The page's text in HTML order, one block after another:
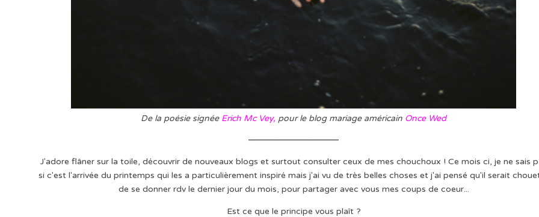
De la poésie signée Erich Mc Vey, pour le blog mariage américain Once Wed
J'adore flâner sur la toile, découvrir de nouveaux blogs et surtout consulter ceux de mes chouchoux ! Ce mois ci, je ne sais
si c'est l'arrivée du printemps qui les a particulièrement inspiré mais j'ai vu de très belles choses et j'ai pensé qu'il serait
de se donner rdv le dernier jour du mois, pour partager avec vous mes coups de coeur...
Est ce que le principe vous plaît ?